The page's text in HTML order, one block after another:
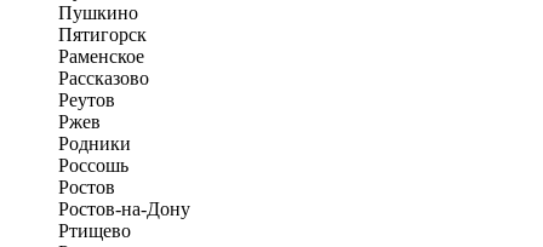
Пушкино
Пятигорск
Раменское
Рассказово
Реутов
Ржев
Родники
Россошь
Ростов
Ростов-на-Дону
Ртищево